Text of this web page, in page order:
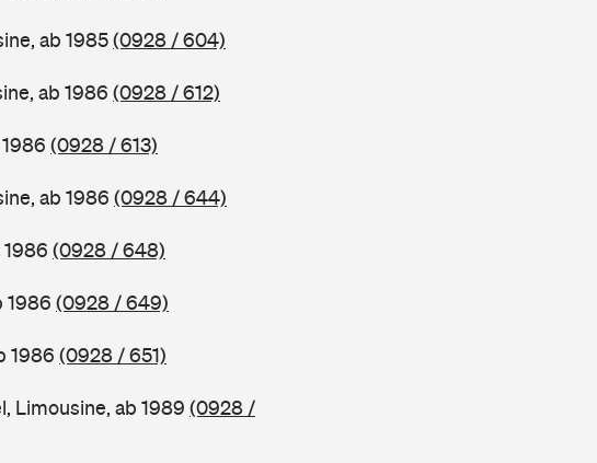
ab 1985(0928 / 604)
ab 1986 (0928 / 612)
(0928 / 613)
ab 1986 (0928 / 644)
1986 (0928 / 648)
1986 (0928 / 649)
1986 (0928 / 651)
Limousine, ab 1989 (0928 /